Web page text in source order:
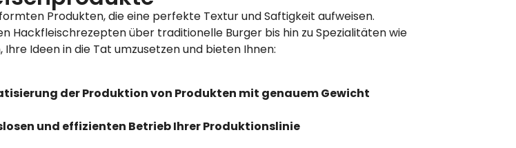
Produkten, die eine perfekte Textur und Saftigkeit aufweisen.
Hackfleischrezepten über traditionelle Burger bis hin zu Spezialitäten wie
Ideen in die Tat umzusetzen und bieten Ihnen:
der Produktion von Produkten mit genauem Gewicht
und effizienten Betrieb Ihrer Produktionslinie